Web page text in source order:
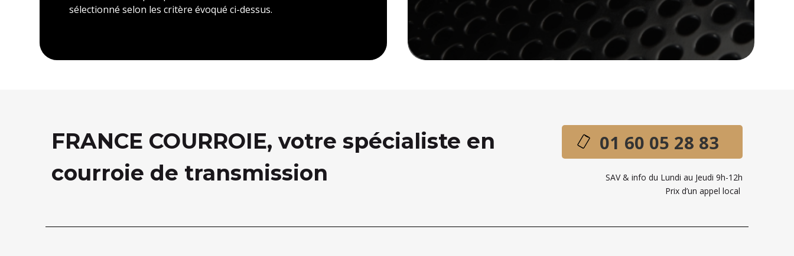
sélectionné selon les critère évoqué ci-dessus.
FRANCE COURROIE, votre spécialiste en
courroie de transmission
01 60 05 28 83
SAV & info du Lundi au Jeudi 9h-12h
Prix d’un appel local